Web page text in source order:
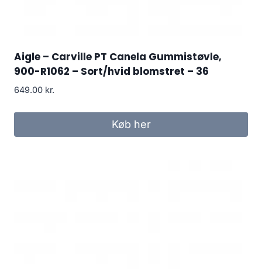
Aigle – Carville PT Canela Gummistøvle,
900-R1062 – Sort/hvid blomstret – 36
649.00 kr.
Køb her